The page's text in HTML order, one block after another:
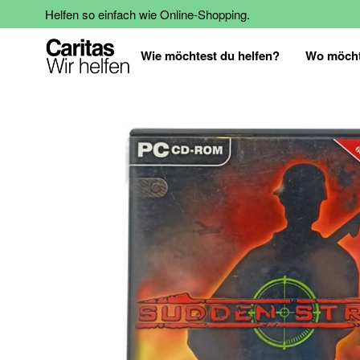
Helfen so einfach wie Online-Shopping.
Wie möchtest du helfen? Wo